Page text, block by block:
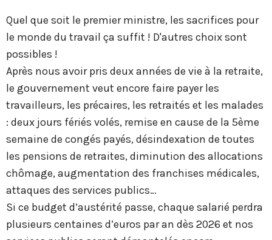
Quel que soit le premier ministre, les sacrifices pour
le monde du travail ça suffit ! D'autres choix sont
possibles !
Après nous avoir pris deux années de vie à la retraite,
le gouvernement veut encore faire payer les
travailleurs, les précaires, les retraités et les malades
: deux jours fériés volés, remise en cause de la 5ème
semaine de congés payés, désindexation de toutes
les pensions de retraites, diminution des allocations
chômage, augmentation des franchises médicales,
attaques des services publics…
Si ce budget d’austérité passe, chaque salarié perdra
plusieurs centaines d’euros par an dès 2026 et nos